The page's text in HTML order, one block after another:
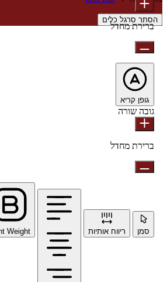
הסתר סרגל כלים
ברירת מחדל
גופן קריא
גובה שורה
ברירת מחדל
סמן ריווח אותיות Weight